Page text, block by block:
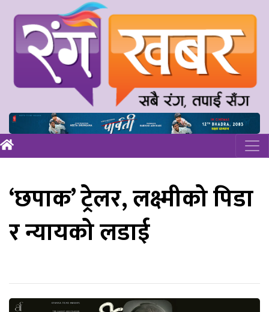
‘छपाक’ ट्रेलर, लक्ष्मीको पिडा
र न्यायको लडाई